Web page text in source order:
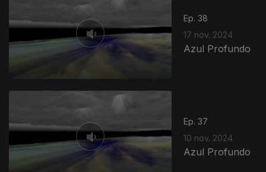
Ep. 38
17 nov. 2024
Azul Profundo
Ep. 37
10 nov. 2024
Azul Profundo